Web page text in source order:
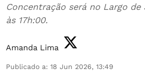
Concentração será no Largo de
às 17h:00.
Amanda Lima
Publicado a: 18 Jun 2026, 13:49